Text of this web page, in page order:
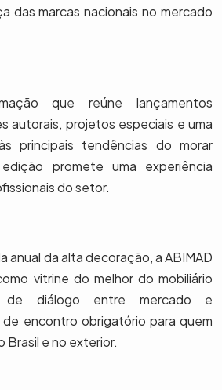
das marcas nacionais no mercado
que reúne lançamentos
autorais, projetos especiais e uma
principais tendências do morar
promete uma experiência
do setor.
anual da alta decoração, a ABIMAD
vitrine do melhor do mobiliário
de diálogo entre mercado e
encontro obrigatório para quem
Brasil e no exterior.